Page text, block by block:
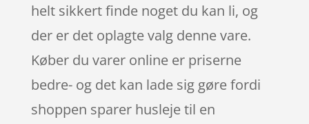
helt sikkert finde noget du kan li, og
der er det oplagte valg denne vare.
Køber du varer online er priserne
bedre- og det kan lade sig gøre fordi
shoppen sparer husleje til en